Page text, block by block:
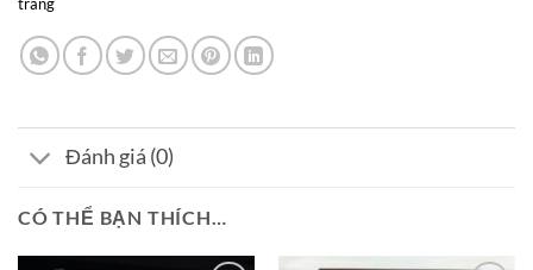
Đánh giá (0)
CÓ THỂ BẠN THÍCH…